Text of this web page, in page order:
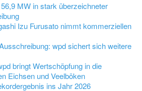
MW in stark überzeichneter
Izu Furusato nimmt kommerziellen
wpd sichert sich weitere
bringt Wertschöpfung in die
Eichsen und Veelböken
ins Jahr 2026